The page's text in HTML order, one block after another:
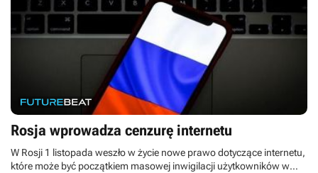
Rosja wprowadza cenzurę internetu
W Rosji 1 listopada weszło w życie nowe prawo dotyczące internetu,
które może być początkiem masowej inwigilacji użytkowników w